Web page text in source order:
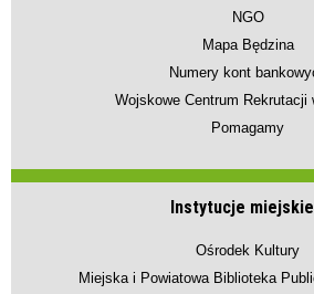
NGO
Mapa Będzina
Numery kont
Wojskowe Centrum Rekrutacji
Pomagamy
Instytucje miejskie
Ośrodek Kultury
Miejska i Powiatowa Biblioteka